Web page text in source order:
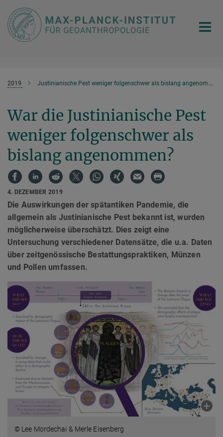
Hauptinhalt
2019 Justinianische Pest weniger folgenschwer als bislang angenommen?
War die Justinianische Pest
weniger folgenschwer als
bislang angenommen?
4. DEZEMBER 2019
Die Auswirkungen der spätantiken Pandemie, die
allgemein als Justinianische Pest bekannt ist, wurden
möglicherweise überschätzt. Dies zeigt eine
Untersuchung verschiedener Datensätze, die u.a. Daten
über zeitgenössische Bestattungspraktiken, Münzen
und Pollen umfassen.
© Lee Mordechai & Merle Eisenberg